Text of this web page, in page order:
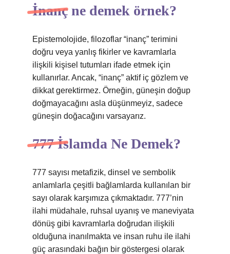
İnanç ne demek örnek?
Epistemolojide, filozoflar “inanç” terimini
doğru veya yanlış fikirler ve kavramlarla
ilişkili kişisel tutumları ifade etmek için
kullanırlar. Ancak, “inanç” aktif iç gözlem ve
dikkat gerektirmez. Örneğin, güneşin doğup
doğmayacağını asla düşünmeyiz, sadece
güneşin doğacağını varsayarız.
777 İslamda Ne Demek?
777 sayısı metafizik, dinsel ve sembolik
anlamlarla çeşitli bağlamlarda kullanılan bir
sayı olarak karşımıza çıkmaktadır. 777’nin
ilahi müdahale, ruhsal uyanış ve maneviyata
dönüş gibi kavramlarla doğrudan ilişkili
olduğuna inanılmakta ve insan ruhu ile ilahi
güç arasındaki bağın bir göstergesi olarak